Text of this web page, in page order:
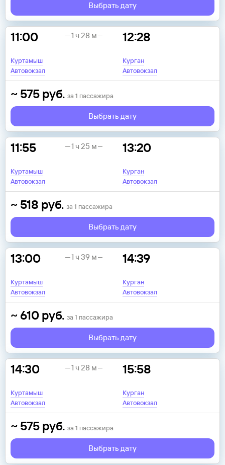
Выбрать дату
11:00
Куртамыш
Автовокзал
12:28
Курган
Автовокзал
1 ч 28 м
~ 575 руб. за 1 пассажира
Выбрать дату
11:55
Куртамыш
Автовокзал
13:20
Курган
Автовокзал
1 ч 25 м
~ 518 руб. за 1 пассажира
Выбрать дату
13:00
Куртамыш
Автовокзал
14:39
Курган
Автовокзал
1 ч 39 м
~ 610 руб. за 1 пассажира
Выбрать дату
14:30
Куртамыш
Автовокзал
15:58
Курган
Автовокзал
1 ч 28 м
~ 575 руб. за 1 пассажира
Выбрать дату